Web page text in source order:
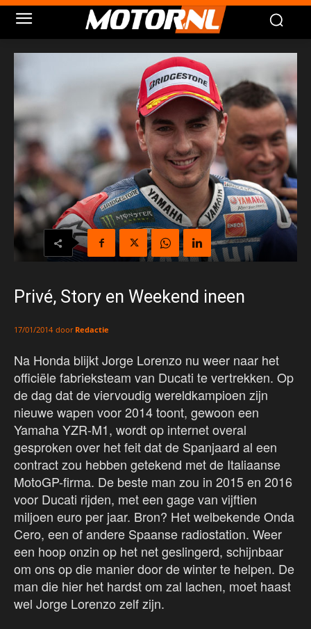
Privé, Story en Weekend ineen
17/01/2014 door Redactie
Na Honda blijkt Jorge Lorenzo nu weer naar het
officiële fabrieksteam van Ducati te vertrekken. Op
de dag dat de viervoudig wereldkampioen zijn
nieuwe wapen voor 2014 toont, gewoon een
Yamaha YZR-M1, wordt op internet overal
gesproken over het feit dat de Spanjaard al een
contract zou hebben getekend met de Italiaanse
MotoGP-firma. De beste man zou in 2015 en 2016
voor Ducati rijden, met een gage van vijftien
miljoen euro per jaar. Bron? Het welbekende Onda
Cero, een of andere Spaanse radiostation. Weer
een hoop onzin op het net geslingerd, schijnbaar
om ons op die manier door de winter te helpen. De
man die hier het hardst om zal lachen, moet haast
wel Jorge Lorenzo zelf zijn.